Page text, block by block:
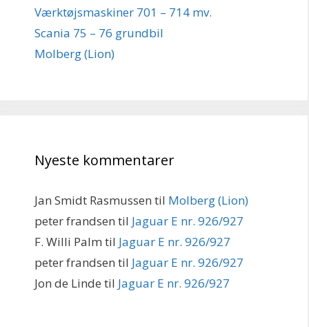
Værktøjsmaskiner 701 – 714 mv.
Scania 75 – 76 grundbil
Molberg (Lion)
Nyeste kommentarer
Jan Smidt Rasmussen til Molberg (Lion)
peter frandsen til Jaguar E nr. 926/927
F. Willi Palm til Jaguar E nr. 926/927
peter frandsen til Jaguar E nr. 926/927
Jon de Linde til Jaguar E nr. 926/927